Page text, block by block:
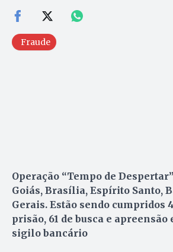
Fraude
Operação “Tempo de
Goiás, Brasília, Espírito Santo,
Gerais. Estão sendo cumpridos
prisão, 61 de busca e apreensão
sigilo bancário